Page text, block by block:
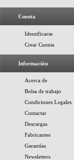
Cuenta
Identificarse
Crear Cuenta
Información
Acerca de
Bolsa de trabajo
Condiciones Legales
Contactar
Descargas
Fabricantes
Garantías
Newsletters